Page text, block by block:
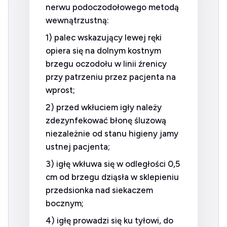
nerwu podoczodołowego metodą
wewnątrzustną:
1) palec wskazujący lewej ręki
opiera się na dolnym kostnym
brzegu oczodołu w linii źrenicy
przy patrzeniu przez pacjenta na
wprost;
2) przed wkłuciem igły należy
zdezynfekować błonę śluzową
niezależnie od stanu higieny jamy
ustnej pacjenta;
3) igłę wkłuwa się w odległości 0,5
cm od brzegu dziąsła w sklepieniu
przedsionka nad siekaczem
bocznym;
4) igłę prowadzi się ku tyłowi, do